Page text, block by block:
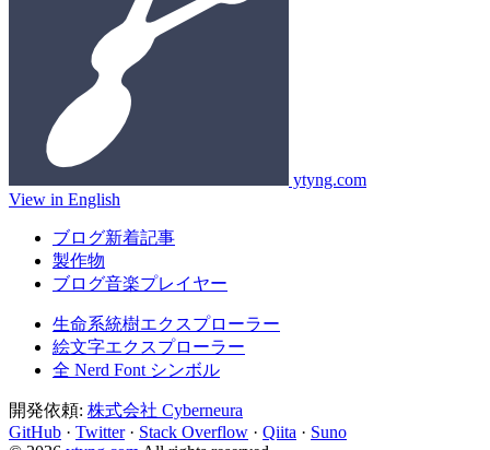
ytyng.com
View in English
ブログ新着記事
製作物
ブログ音楽プレイヤー
生命系統樹エクスプローラー
絵文字エクスプローラー
全 Nerd Font シンボル
開発依頼: 株式会社 Cyberneura
GitHub · Twitter · Stack Overflow · Qiita · Suno